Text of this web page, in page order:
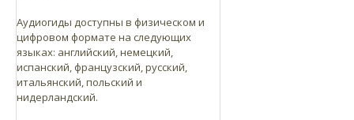
Аудиогиды доступны в физическом и
цифровом формате на следующих
языках: английский, немецкий,
испанский, французский, русский,
итальянский, польский и
нидерландский.